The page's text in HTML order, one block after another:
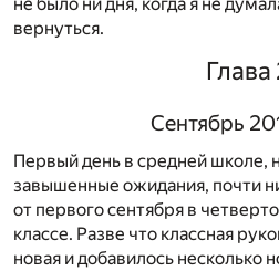
вернуться.
Глава
Сентябрь
Первый день в средней школе,
завышенные ожидания, почти
от первого сентября в
классе. Разве что классная
новая и добавилось несколько